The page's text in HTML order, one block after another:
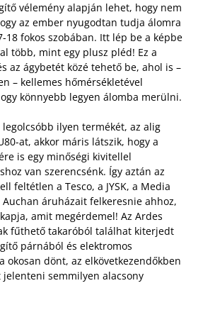
vélemény alapján lehet, hogy nem
az ember nyugodtan tudja álomra
18 fokos szobában. Itt lép be a képbe
több, mint egy plusz pléd! Ez a
az ágybetét közé tehető be, ahol is –
– kellemes hőmérsékletével
könnyebb legyen álomba merülni.
legolcsóbb ilyen termékét, az alig
at, akkor máris látszik, hogy a
is egy minőségi kivitellel
van szerencsénk. Így aztán az
feltétlen a Tesco, a JYSK, a Media
Auchan áruházait felkeresnie ahhoz,
amit megérdemel! Az Ardes
fűthető takaróból találhat kiterjedt
párnából és elektromos
okosan dönt, az elkövetkezendőkben
semmilyen alacsony